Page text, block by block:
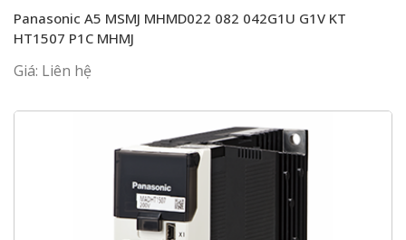
Panasonic A5 MSMJ MHMD022 082 042G1U G1V KT
HT1507 P1C MHMJ
Giá: Liên hệ